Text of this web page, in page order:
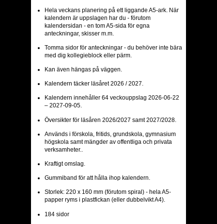
Hela veckans planering på ett liggande A5-ark. När
kalendern är uppslagen har du - förutom
kalendersidan - en tom A5-sida för egna
anteckningar, skisser m.m.
Tomma sidor för anteckningar - du behöver inte bära
med dig kollegieblock eller pärm.
Kan även hängas på väggen.
Kalendern täcker läsåret 2026 / 2027.
Kalendern innehåller 64 veckouppslag 2026-06-22
– 2027-09-05.
Översikter för läsåren 2026/2027 samt 2027/2028.
Används i förskola, fritids, grundskola, gymnasium
högskola samt mängder av offentliga och privata
verksamheter..
Kraftigt omslag.
Gummiband för att hålla ihop kalendern.
Storlek: 220 x 160 mm (förutom spiral) - hela A5-
papper ryms i plastfickan (eller dubbelvikt A4).
184 sidor